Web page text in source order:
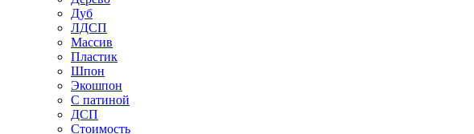
Дуб
ЛДСП
Массив
Пластик
Шпон
Экошпон
С патиной
ДСП
Стоимость